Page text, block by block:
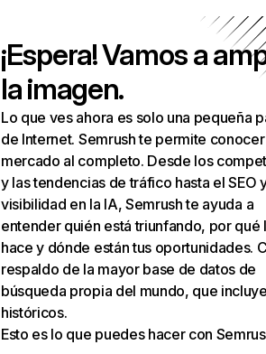
¡Espera! Vamos a
la imagen.
Lo que ves ahora es solo una pequeña
de Internet. Semrush te permite
mercado al completo. Desde los
y las tendencias de tráfico hasta el SEO
visibilidad en la IA, Semrush te ayuda a
entender quién está triunfando, por qué
hace y dónde están tus oportunidades.
respaldo de la mayor base de datos de
búsqueda propia del mundo, que
históricos.
Esto es lo que puedes hacer con